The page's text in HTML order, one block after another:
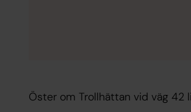
Öster om Trollhättan vid väg 42